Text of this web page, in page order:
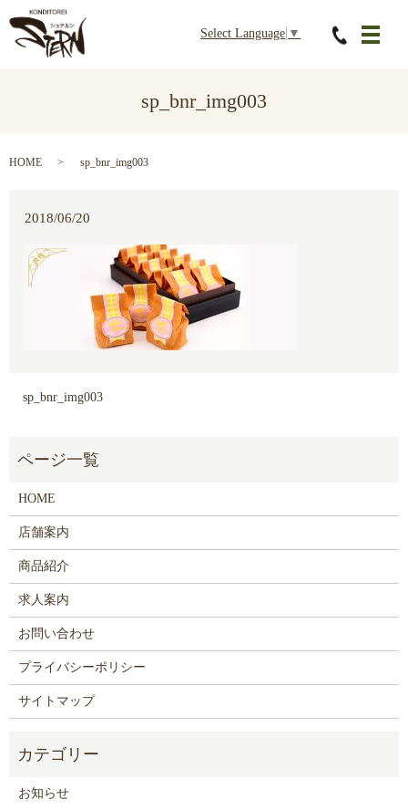
メニ
Select Language ▼
sp_bnr_img003
HOME sp_bnr_img003
2018/06/20
sp_bnr_img003
HOME
店舗案内
商品紹介
求人案内
お問い合わせ
プライバシーポリシー
サイトマップ
お知らせ